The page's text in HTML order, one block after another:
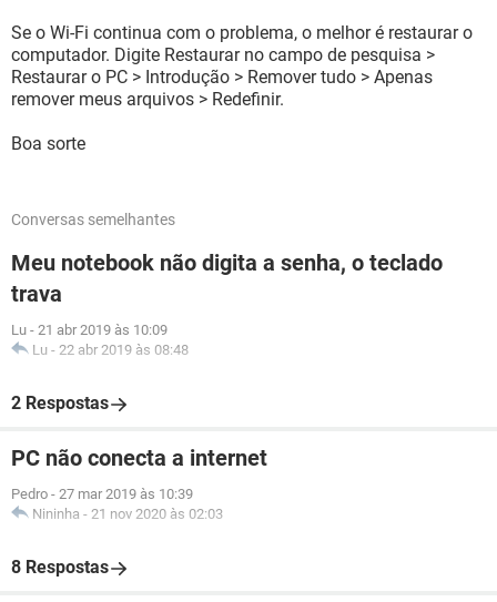
Se o Wi-Fi continua com o problema, o melhor é restaurar o
computador. Digite Restaurar no campo de pesquisa >
Restaurar o PC > Introdução > Remover tudo > Apenas
remover meus arquivos > Redefinir.
Boa sorte
Conversas semelhantes
Meu notebook não digita a senha, o teclado
trava
Lu - 21 abr 2019 às 10:09
Lu - 22 abr 2019 às 08:48
2 Respostas
PC não conecta a internet
Pedro - 27 mar 2019 às 10:39
Nininha - 21 nov 2020 às 02:03
8 Respostas